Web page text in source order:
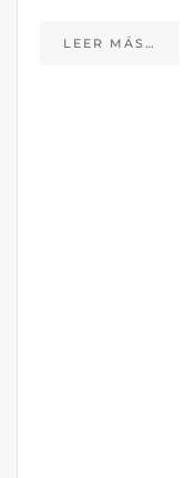
LEER MÁS…